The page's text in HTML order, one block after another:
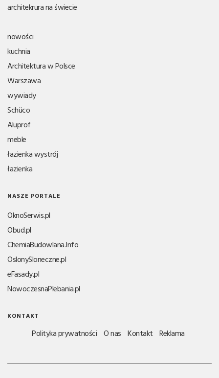
architekrura na świecie
nowości
kuchnia
Architektura w Polsce
Warszawa
wywiady
Schüco
Aluprof
meble
łazienka wystrój
łazienka
NASZE PORTALE
OknoSerwis.pl
Obud.pl
ChemiaBudowlana.Info
OslonySloneczne.pl
eFasady.pl
NowoczesnaPlebania.pl
KONTAKT
Polityka prywatności O nas Kontakt Reklama